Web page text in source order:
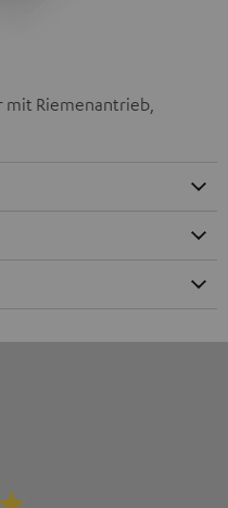
Riemenantrieb,